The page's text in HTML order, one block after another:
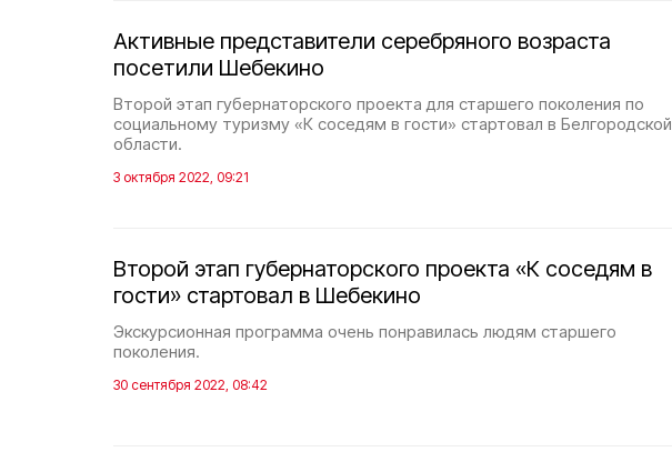
Активные представители серебряного возраста
посетили Шебекино
Второй этап губернаторского проекта для старшего поколения по
социальному туризму «К соседям в гости» стартовал в Белгородской
области.
3 октября 2022, 09:21
Второй этап губернаторского проекта «К соседям в
гости» стартовал в Шебекино
Экскурсионная программа очень понравилась людям старшего
поколения.
30 сентября 2022, 08:42